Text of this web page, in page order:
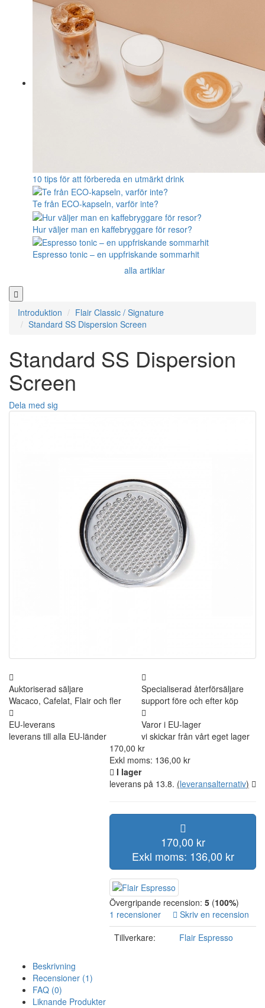
10 tips för att förbereda en utmärkt drink
Te från ECO-kapseln, varför inte?
Hur väljer man en kaffebryggare för resor?
Espresso tonic – en uppfriskande sommarhit
alla artiklar
Introduktion
Flair Classic / Signature
Standard SS Dispersion Screen
Standard SS Dispersion
Screen
Dela med sig
Auktoriserad säljare
Wacaco, Cafelat, Flair och fler
Specialiserad återförsäljare
support före och efter köp
EU-leverans
leverans till alla EU-länder
Varor i EU-lager
vi skickar från vårt eget lager
170,00 kr
Exkl moms: 136,00 kr
I lager
leverans på 13.8. (leveransalternativ)
170,00 kr
Exkl moms: 136,00 kr
Övergripande recension: 5 (100%)
1 recensioner
Skriv en recension
Tillverkare:
Flair Espresso
Beskrivning
Recensioner (1)
FAQ (0)
Liknande Produkter